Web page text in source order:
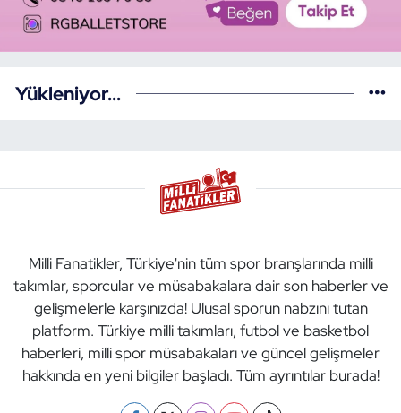
Yükleniyor...
Milli Fanatikler, Türkiye'nin tüm spor branşlarında milli
takımlar, sporcular ve müsabakalara dair son haberler ve
gelişmelerle karşınızda! Ulusal sporun nabzını tutan
platform. Türkiye milli takımları, futbol ve basketbol
haberleri, milli spor müsabakaları ve güncel gelişmeler
hakkında en yeni bilgiler başladı. Tüm ayrıntılar burada!